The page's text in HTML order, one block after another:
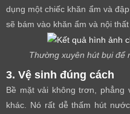
dụng một chiếc khăn ẩm và
sẽ bám vào khăn ẩm và nội
Thường xuyên hút bụi để
3. Vệ sinh đúng cách
Bề mặt vải không trơn, phẳng
khác. Nó rất dễ thấm hút